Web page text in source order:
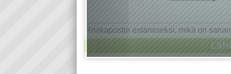
Roskapostin estämiseksi, mikä on sanan